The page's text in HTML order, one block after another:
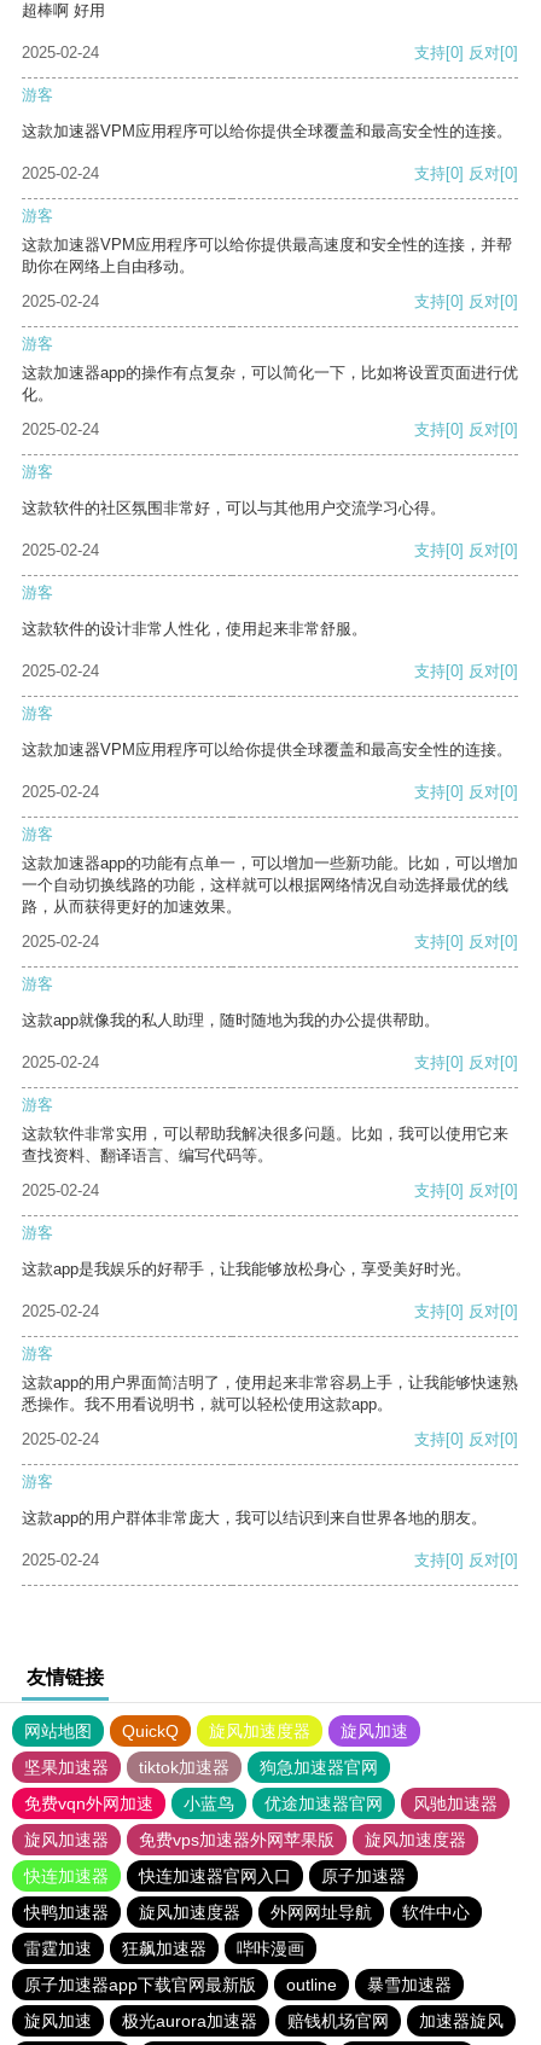
超棒啊 好用
2025-02-24 支持[0] 反对[0]
游客
这款加速器VPM应用程序可以给你提供全球覆盖和最高安全性的连接。
2025-02-24 支持[0] 反对[0]
游客
这款加速器VPM应用程序可以给你提供最高速度和安全性的连接，并帮
助你在网络上自由移动。
2025-02-24
支持[0] 反对[0]
游客
这款加速器app的操作有点复杂，可以简化一下，比如将设置页面进行优
化。
2025-02-24
支持[0] 反对[0]
游客
这款软件的社区氛围非常好，可以与其他用户交流学习心得。
2025-02-24 支持[0] 反对[0]
游客
这款软件的设计非常人性化，使用起来非常舒服。
2025-02-24 支持[0] 反对[0]
游客
这款加速器VPM应用程序可以给你提供全球覆盖和最高安全性的连接。
2025-02-24 支持[0] 反对[0]
游客
这款加速器app的功能有点单一，可以增加一些新功能。比如，可以增加
一个自动切换线路的功能，这样就可以根据网络情况自动选择最优的线
路，从而获得更好的加速效果。
2025-02-24
支持[0] 反对[0]
游客
这款app就像我的私人助理，随时随地为我的办公提供帮助。
2025-02-24 支持[0] 反对[0]
游客
这款软件非常实用，可以帮助我解决很多问题。比如，我可以使用它来
查找资料、翻译语言、编写代码等。
2025-02-24
支持[0] 反对[0]
游客
这款app是我娱乐的好帮手，让我能够放松身心，享受美好时光。
2025-02-24 支持[0] 反对[0]
游客
这款app的用户界面简洁明了，使用起来非常容易上手，让我能够快速熟
悉操作。我不用看说明书，就可以轻松使用这款app。
2025-02-24
支持[0] 反对[0]
游客
这款app的用户群体非常庞大，我可以结识到来自世界各地的朋友。
2025-02-24 支持[0] 反对[0]
友情链接
网站地图 QuickQ 旋风加速度器
旋风加速
坚果加速器
tiktok加速器
狗急加速器官网
免费vqn外网加速
小蓝鸟 优途加速器官网
风驰加速器
旋风加速器
免费vps加速器外网苹果版
旋风加速度器
快连加速器
快连加速器官网入口
原子加速器
快鸭加速器
旋风加速度器 外网网址导航
软件中心
雷霆加速
狂飙加速器
哔咔漫画
原子加速器app下载官网最新版
outline
暴雪加速器
旋风加速
极光aurora加速器 赔钱机场官网 加速器旋风